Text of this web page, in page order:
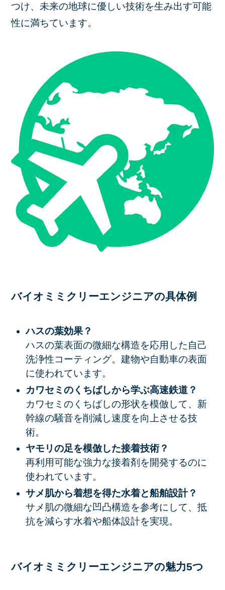
つけ、未来の地球に優しい技術を生み出す可能
性に満ちています。
バイオミミクリーエンジニアの具体例
ハスの葉効果？
ハスの葉表面の微細な構造を応用した自己
洗浄性コーティング。建物や自動車の表面
に使われています。
カワセミのくちばしから学ぶ高速鉄道？
カワセミのくちばしの形状を模倣して、新
幹線の騒音を削減し速度を向上させる技
術。
ヤモリの足を模倣した接着技術？
再利用可能な強力な接着剤を開発するのに
使われています。
サメ肌から着想を得た水着と船舶設計？
サメ肌の微細な凹凸構造を参考にして、抵
抗を減らす水着や船体設計を実現。
バイオミミクリーエンジニアの魅力5つ